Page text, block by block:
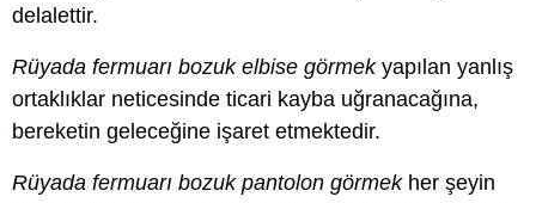
delalettir.
Rüyada fermuarı bozuk elbise görmekyapılan yanlış
ortaklıklar neticesinde ticari kayba uğranacağına,
bereketin geleceğine işaret etmektedir.
Rüyada fermuarı bozuk pantolon görmekher şeyin